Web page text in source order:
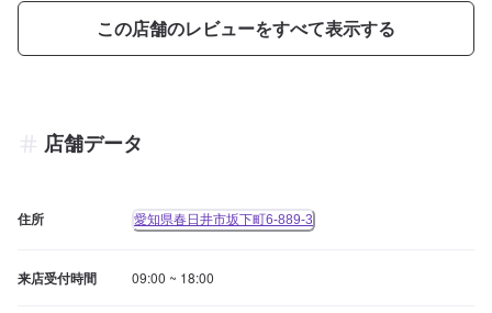
この店舗のレビューをすべて表示する
店舗データ
住所 愛知県春日井市坂下町6-889-3
来店受付時間 09:00 ~ 18:00